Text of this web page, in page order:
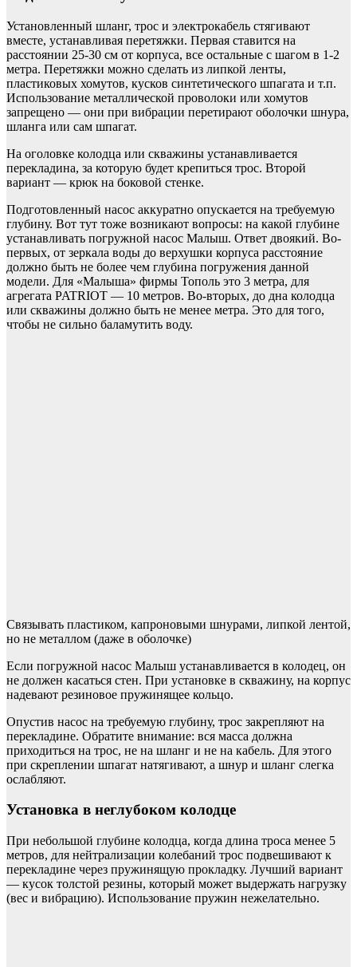
Установленный шланг, трос и электрокабель стягивают
вместе, устанавливая перетяжки. Первая ставится на
расстоянии 25-30 см от корпуса, все остальные с шагом в 1-2
метра. Перетяжки можно сделать из липкой ленты,
пластиковых хомутов, кусков синтетического шпагата и т.п.
Использование металлической проволоки или хомутов
запрещено — они при вибрации перетирают оболочки шнура,
шланга или сам шпагат.
На оголовке колодца или скважины устанавливается
перекладина, за которую будет крепиться трос. Второй
вариант — крюк на боковой стенке.
Подготовленный насос аккуратно опускается на требуемую
глубину. Вот тут тоже возникают вопросы: на какой глубине
устанавливать погружной насос Малыш. Ответ двоякий. Во-
первых, от зеркала воды до верхушки корпуса расстояние
должно быть не более чем глубина погружения данной
модели. Для «Малыша» фирмы Тополь это 3 метра, для
агрегата PATRIOT — 10 метров. Во-вторых, до дна колодца
или скважины должно быть не менее метра. Это для того,
чтобы не сильно баламутить воду.
Связывать пластиком, капроновыми шнурами, липкой лентой,
но не металлом (даже в оболочке)
Если погружной насос Малыш устанавливается в колодец, он
не должен касаться стен. При установке в скважину, на корпус
надевают резиновое пружинящее кольцо.
Опустив насос на требуемую глубину, трос закрепляют на
перекладине. Обратите внимание: вся масса должна
приходиться на трос, не на шланг и не на кабель. Для этого
при скреплении шпагат натягивают, а шнур и шланг слегка
ослабляют.
Установка в неглубоком колодце
При небольшой глубине колодца, когда длина троса менее 5
метров, для нейтрализации колебаний трос подвешивают к
перекладине через пружинящую прокладку. Лучший вариант
— кусок толстой резины, который может выдержать нагрузку
(вес и вибрацию). Использование пружин нежелательно.